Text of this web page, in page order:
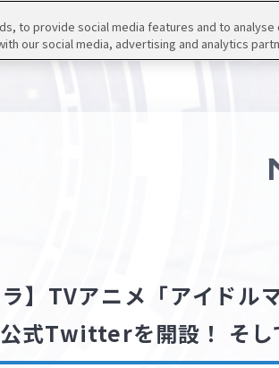
ラ】TVアニメ「アイド
式Twitterを開設！ そし
to provide social media features and to analyse
our social media, advertising and analytics